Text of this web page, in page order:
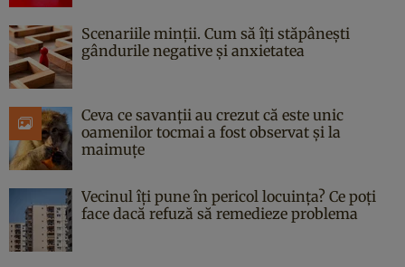
Scenariile minții. Cum să îți stăpânești
gândurile negative și anxietatea
Ceva ce savanții au crezut că este unic
oamenilor tocmai a fost observat și la
maimuțe
Vecinul îți pune în pericol locuința? Ce poți
face dacă refuză să remedieze problema